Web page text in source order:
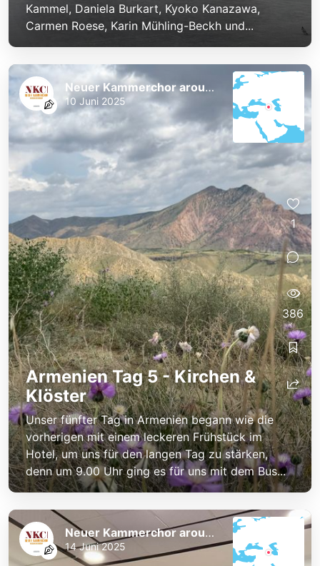
Kammel, Daniela Burkart, Kyoko Kanazawa,
Carmen Roese, Karin Mühling-Beckh und...
Armenien Tag 5 - Kirchen &
Klöster
Unser fünfter Tag in Armenien begann wie die
vorherigen mit einem leckeren Frühstück im
Hotel, um uns für den langen Tag zu stärken,
denn um 9.00 Uhr ging es für uns mit dem Bus...
Neuer Kammerchor around the World
10 Juni 2025
1
386
Neuer Kammerchor around the World
14 Juni 2025